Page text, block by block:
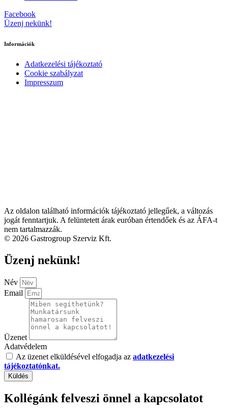
Facebook
Üzenj nekünk!
Információk
Adatkezelési tájékoztató
Cookie szabályzat
Impresszum
Az oldalon található információk tájékoztató jellegűek, a változás
jogát fenntartjuk. A felüntetett árak euróban értendőek és az ÁFA-t
nem tartalmazzák.
© 2026 Gastrogroup Szerviz Kft.
Üzenj nekünk!
Név
Email
Üzenet
Adatvédelem
Az üzenet elküldésével elfogadja az adatkezelési
tájékoztatónkat.
Küldés
Kollégánk felveszi önnel a kapcsolatot